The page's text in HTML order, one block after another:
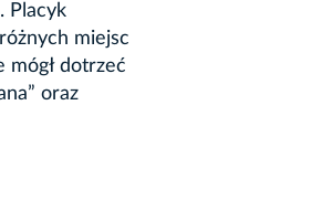
Placyk
miejsc
mógł dotrzeć
oraz